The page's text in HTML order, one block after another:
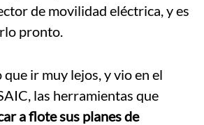
de movilidad eléctrica, y es
pronto.
ir muy lejos, y vio en el
las herramientas que
a flote sus planes de